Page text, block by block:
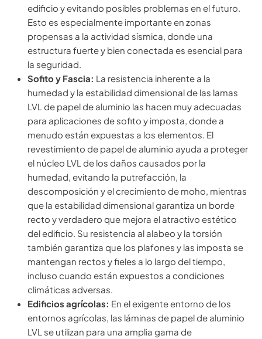
edificio y evitando posibles problemas en el futuro.
Esto es especialmente importante en zonas
propensas a la actividad sísmica, donde una
estructura fuerte y bien conectada es esencial para
la seguridad.
Sofito y Fascia: La resistencia inherente a la
humedad y la estabilidad dimensional de las lamas
LVL de papel de aluminio las hacen muy adecuadas
para aplicaciones de sofito y imposta, donde a
menudo están expuestas a los elementos. El
revestimiento de papel de aluminio ayuda a proteger
el núcleo LVL de los daños causados por la
humedad, evitando la putrefacción, la
descomposición y el crecimiento de moho, mientras
que la estabilidad dimensional garantiza un borde
recto y verdadero que mejora el atractivo estético
del edificio. Su resistencia al alabeo y la torsión
también garantiza que los plafones y las imposta se
mantengan rectos y fieles a lo largo del tiempo,
incluso cuando están expuestos a condiciones
climáticas adversas.
Edificios agrícolas: En el exigente entorno de los
entornos agrícolas, las láminas de papel de aluminio
LVL se utilizan para una amplia gama de